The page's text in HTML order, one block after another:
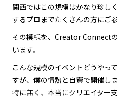
関西ではこの規模はかなり珍し
するプロまでたくさんの方にご
その模様を、Creator Connect
います。
こんな規模のイベントどうやっ
すが、僕の情熱と自費で開催し
特に無く、本当にクリエイター